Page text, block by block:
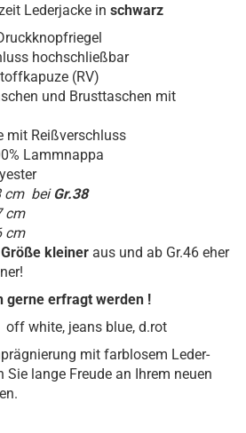
Lederjacke in schwarz
hochschließbar
(RV)
und Brusttaschen mit
mit Reißverschluss
Lammnappa
cm beiGr.38
cm
cm
Größe kleiner aus und ab Gr.46 eher
gerne erfragt werden !
white, jeans blue, d.rot
mit farblosem Leder-
Sie lange Freude an Ihrem neuen